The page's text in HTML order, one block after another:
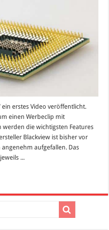
erstes Video veröffentlicht.
einen Werbeclip mit
werden die wichtigsten Features
Blackview ist bisher vor
aufgefallen. Das
...